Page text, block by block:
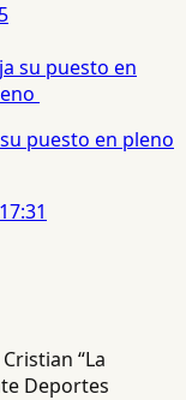
puesto en pleno